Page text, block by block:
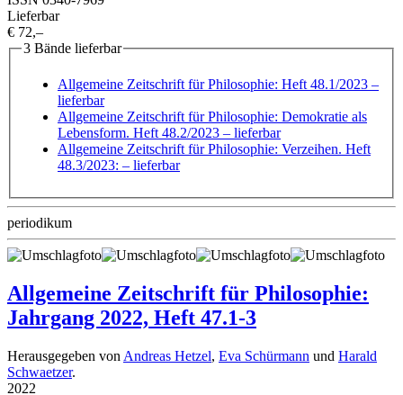
Lieferbar
€ 72,–
3 Bände lieferbar
Allgemeine Zeitschrift für Philosophie: Heft 48.1/2023 –
lieferbar
Allgemeine Zeitschrift für Philosophie: Demokratie als
Lebensform. Heft 48.2/2023 – lieferbar
Allgemeine Zeitschrift für Philosophie: Verzeihen. Heft
48.3/2023: – lieferbar
periodikum
Allgemeine Zeitschrift für Philosophie:
Jahrgang 2022, Heft 47.1-3
Herausgegeben von Andreas Hetzel, Eva Schürmann und Harald
Schwaetzer.
2022